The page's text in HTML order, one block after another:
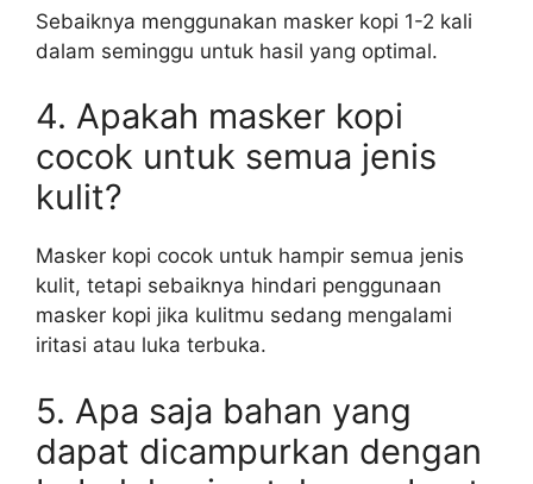
Sebaiknya menggunakan masker kopi 1-2 kali
dalam seminggu untuk hasil yang optimal.
4. Apakah masker kopi
cocok untuk semua jenis
kulit?
Masker kopi cocok untuk hampir semua jenis
kulit, tetapi sebaiknya hindari penggunaan
masker kopi jika kulitmu sedang mengalami
iritasi atau luka terbuka.
5. Apa saja bahan yang
dapat dicampurkan dengan